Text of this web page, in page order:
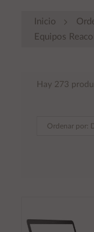
Inicio
Equipos
Hay 273